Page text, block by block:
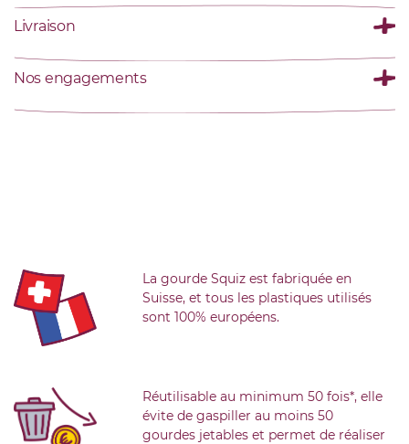
Livraison
Nos engagements
La gourde Squiz est fabriquée en
Suisse, et tous les plastiques utilisés
sont 100% européens.
Réutilisable au minimum 50 fois*, elle
évite de gaspiller au moins 50
gourdes jetables et permet de réaliser